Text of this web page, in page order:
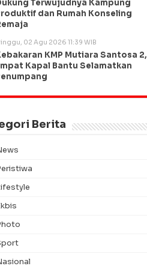
Terwujudnya Kampung
dan Rumah Konseling
02 Agu 2026 11:39 WIB
KMP Mutiara Santosa 2,
Kapal Bantu Selamatkan
Berita